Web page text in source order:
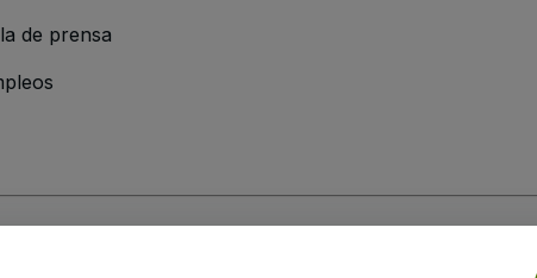
de prensa
y